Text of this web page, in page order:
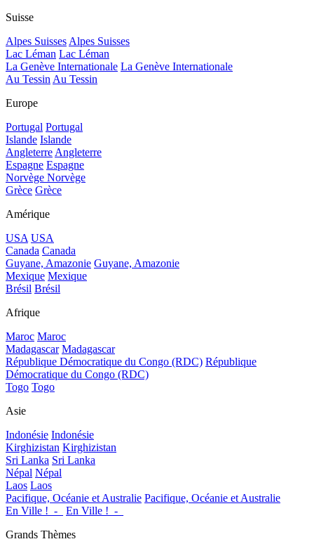
Suisse
Alpes Suisses Alpes Suisses
Lac Léman Lac Léman
La Genève Internationale La Genève Internationale
Au Tessin Au Tessin
Europe
Portugal Portugal
Islande Islande
Angleterre Angleterre
Espagne Espagne
Norvège Norvège
Grèce Grèce
Amérique
USA USA
Canada Canada
Guyane, Amazonie Guyane, Amazonie
Mexique Mexique
Brésil Brésil
Afrique
Maroc Maroc
Madagascar Madagascar
République Démocratique du Congo (RDC) République
Démocratique du Congo (RDC)
Togo Togo
Asie
Indonésie Indonésie
Kirghizistan Kirghizistan
Sri Lanka Sri Lanka
Népal Népal
Laos Laos
Pacifique, Océanie et Australie Pacifique, Océanie et Australie
En Ville !_-_
En Ville !_-_
Grands Thèmes